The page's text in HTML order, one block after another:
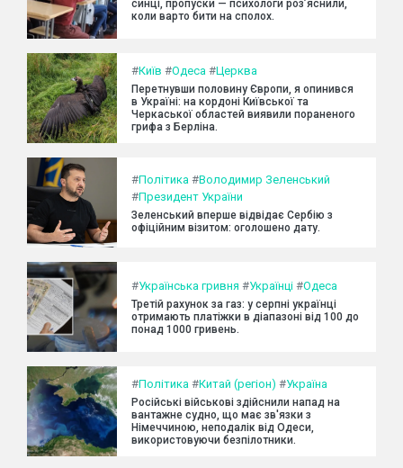
синці, пропуски — психологи роз’яснили,
коли варто бити на сполох.
#Київ #Одеса #Церква
Перетнувши половину Європи, я опинився
в Україні: на кордоні Київської та
Черкаської областей виявили пораненого
грифа з Берліна.
#Політика #Володимир Зеленський
#Президент України
Зеленський вперше відвідає Сербію з
офіційним візитом: оголошено дату.
#Українська гривня #Українці #Одеса
Третій рахунок за газ: у серпні українці
отримають платіжки в діапазоні від 100 до
понад 1000 гривень.
#Політика #Китай (регіон) #Україна
Російські військові здійснили напад на
вантажне судно, що має зв'язки з
Німеччиною, неподалік від Одеси,
використовуючи безпілотники.